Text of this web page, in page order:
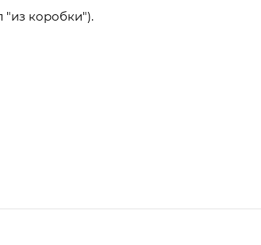
"из коробки").